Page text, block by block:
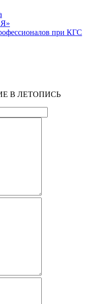
при КГС
В ЛЕТОПИСЬ